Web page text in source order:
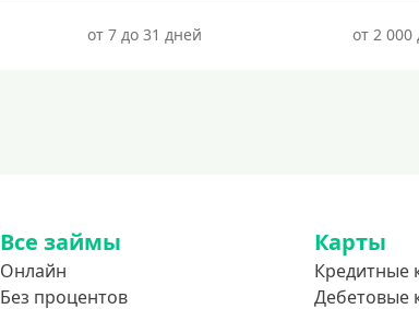
от 7 до 31 дней от 2 000
Все займы
Онлайн
Без процентов
Карты
Кредитные
Дебетовые